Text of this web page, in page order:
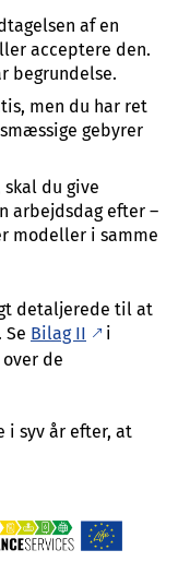
af en
acceptere den.
begrundelse.
men du har ret
gebyrer
du give
arbejdsdag efter –
modeller i samme
detaljerede til at
Bilag II
i
de
i syv år efter, at